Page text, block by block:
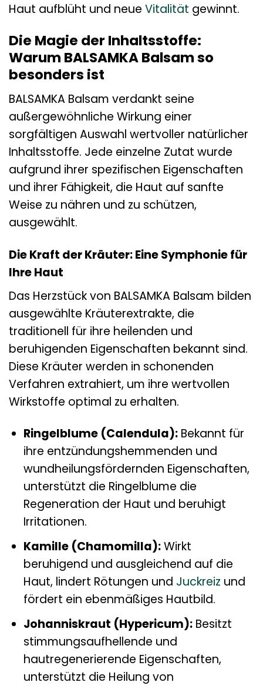
Haut aufblüht und neue Vitalität gewinnt.
Die Magie der Inhaltsstoffe:
Warum BALSAMKA Balsam so
besonders ist
BALSAMKA Balsam verdankt seine
außergewöhnliche Wirkung einer
sorgfältigen Auswahl wertvoller natürlicher
Inhaltsstoffe. Jede einzelne Zutat wurde
aufgrund ihrer spezifischen Eigenschaften
und ihrer Fähigkeit, die Haut auf sanfte
Weise zu nähren und zu schützen,
ausgewählt.
Die Kraft der Kräuter: Eine Symphonie für
Ihre Haut
Das Herzstück von BALSAMKA Balsam bilden
ausgewählte Kräuterextrakte, die
traditionell für ihre heilenden und
beruhigenden Eigenschaften bekannt sind.
Diese Kräuter werden in schonenden
Verfahren extrahiert, um ihre wertvollen
Wirkstoffe optimal zu erhalten.
Ringelblume (Calendula):Bekannt für
ihre entzündungshemmenden und
wundheilungsfördernden Eigenschaften,
unterstützt die Ringelblume die
Regeneration der Haut und beruhigt
Irritationen.
Kamille (Chamomilla):Wirkt
beruhigend und ausgleichend auf die
Haut, lindert Rötungen und Juckreiz und
fördert ein ebenmäßiges Hautbild.
Johanniskraut (Hypericum):Besitzt
stimmungsaufhellende und
hautregenerierende Eigenschaften,
unterstützt die Heilung von